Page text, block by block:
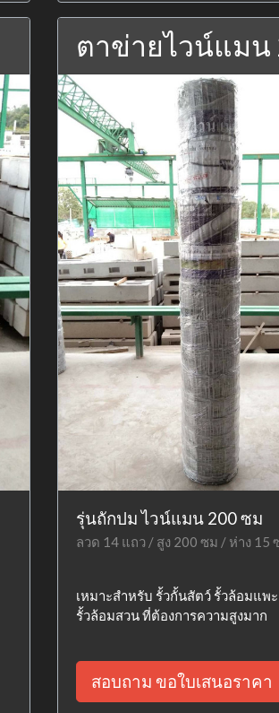
ตาข่ายไวน์แมน
รุ่นถักปม ไวน์แมน 200 ซม
ลวด 14 แถว / สูง 200 ซม / ห่าง 15
เหมาะสำหรับ รั้วกั้นสัตว์ รั้วล้อมแพ
รั้วล้อมสวน ที่ต้องการความสูงมาก
สอบถาม ขอใบเสนอราคา